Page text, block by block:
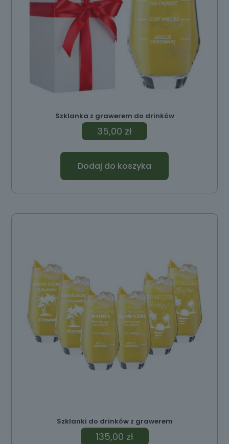
Szklanka z grawerem do drinków
35,00 zł
Dodaj do koszyka
Szklanki do drinków z grawerem
135,00 zł